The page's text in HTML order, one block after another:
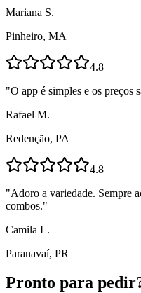
Mariana S.
Pinheiro, MA
4.8
"O app é simples e os preços
Rafael M.
Redenção, PA
4.8
"Adoro a variedade. Sempre
combos."
Camila L.
Paranavaí, PR
Pronto para